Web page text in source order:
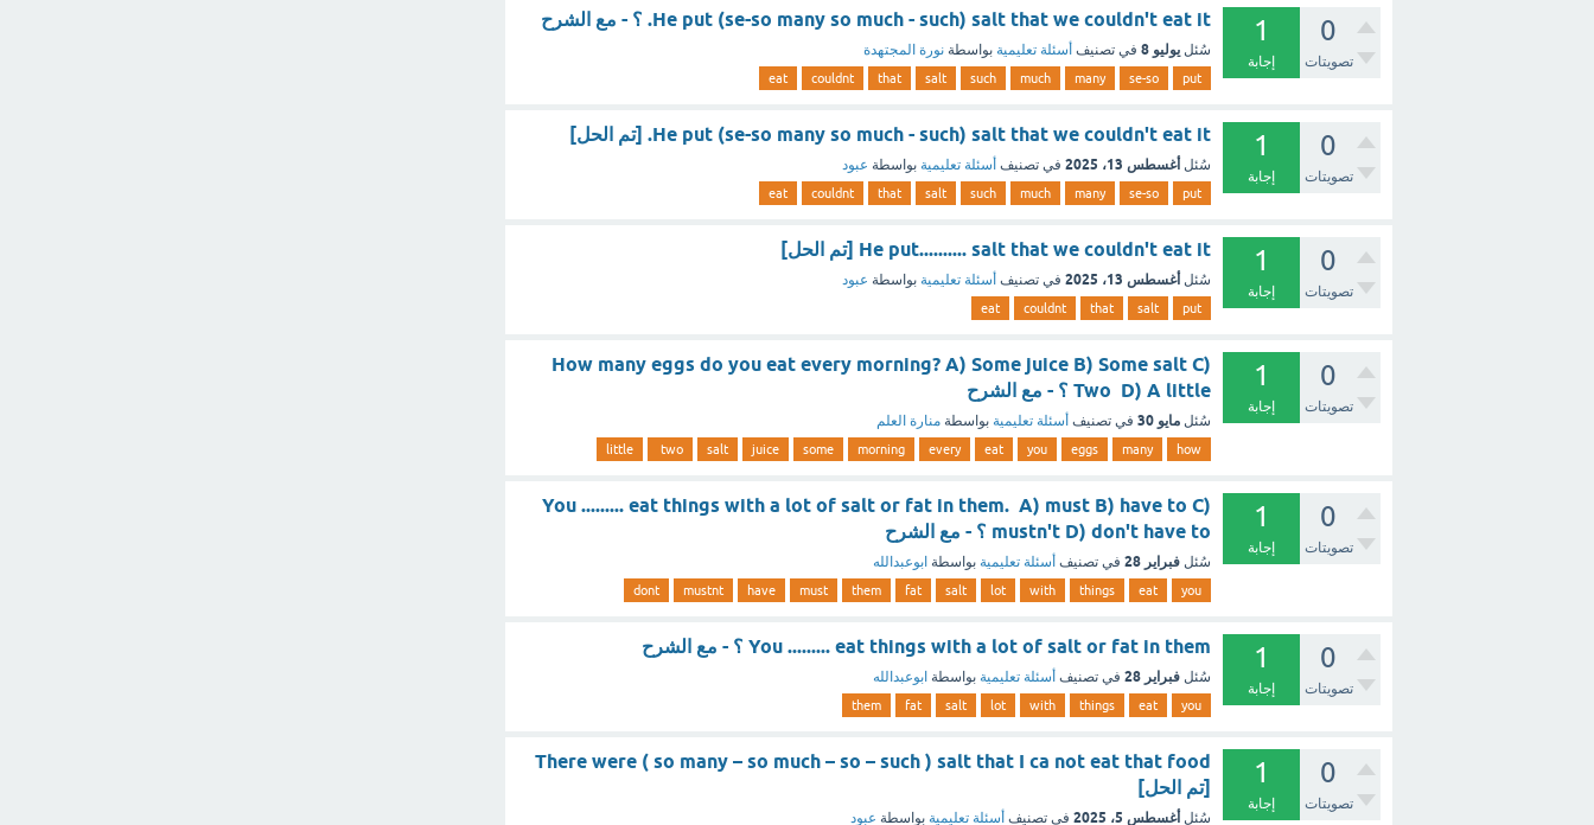
0
تصويتات
1
إجابة
He put (se-so many so much - such) salt that we couldn't eat it. ؟ - مع الشرح
سُئل يوليو 8 في تصنيف أسئلة تعليمية بواسطة نورة المجتهدة
put
se-so
many
much
such
salt
that
couldnt
eat
0
تصويتات
1
إجابة
He put (se-so many so much - such) salt that we couldn't eat it. [تم الحل]
سُئل أغسطس 13، 2025 في تصنيف أسئلة تعليمية بواسطة عبود
put
se-so
many
much
such
salt
that
couldnt
eat
0
تصويتات
1
إجابة
He put.......... salt that we couldn't eat it [تم الحل]
سُئل أغسطس 13، 2025 في تصنيف أسئلة تعليمية بواسطة عبود
put
salt
that
couldnt
eat
0
تصويتات
1
إجابة
How many eggs do you eat every morning? A) Some juice B) Some salt C)
Two D) A little ؟ - مع الشرح
سُئل مايو 30 في تصنيف أسئلة تعليمية بواسطة منارة العلم
how
many
eggs
you
eat
every
morning
some
juice
salt
two
little
0
تصويتات
1
إجابة
You ......... eat things with a lot of salt or fat in them. A) must B) have to C)
mustn't D) don't have to ؟ - مع الشرح
سُئل فبراير 28 في تصنيف أسئلة تعليمية بواسطة ابوعبدالله
you
eat
things
with
lot
salt
fat
them
must
have
mustnt
dont
0
تصويتات
1
إجابة
You ......... eat things with a lot of salt or fat in them ؟ - مع الشرح
سُئل فبراير 28 في تصنيف أسئلة تعليمية بواسطة ابوعبدالله
you
eat
things
with
lot
salt
fat
them
0
تصويتات
1
إجابة
There were ( so many – so much – so – such ) salt that I ca not eat that food
[تم الحل]
سُئل أغسطس 5، 2025 في تصنيف أسئلة تعليمية بواسطة عبود